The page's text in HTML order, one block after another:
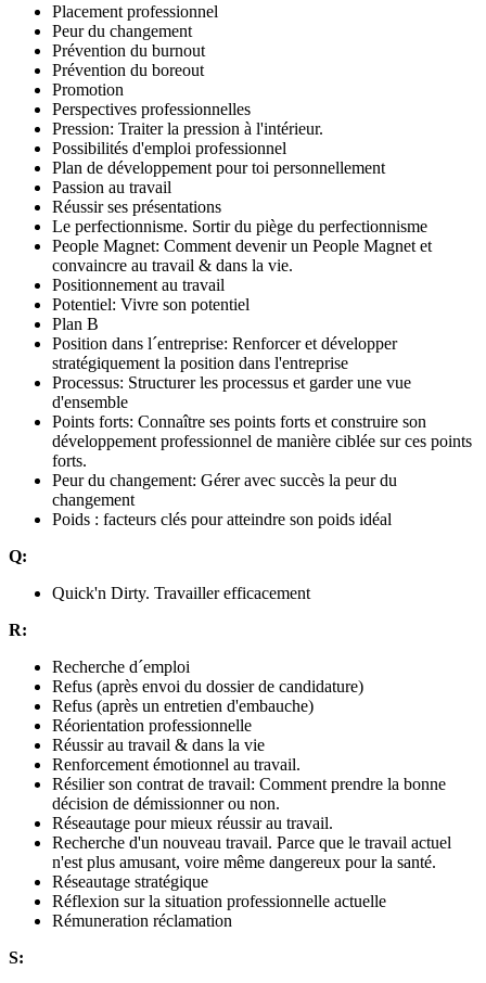
Placement professionnel
Peur du changement
Prévention du burnout
Prévention du boreout
Promotion
Perspectives professionnelles
Pression: Traiter la pression à l'intérieur.
Possibilités d'emploi professionnel
Plan de développement pour toi personnellement
Passion au travail
Réussir ses présentations
Le perfectionnisme. Sortir du piège du perfectionnisme
People Magnet: Comment devenir un People Magnet et
convaincre au travail & dans la vie.
Positionnement au travail
Potentiel: Vivre son potentiel
Plan B
Position dans l´entreprise: Renforcer et développer
stratégiquement la position dans l'entreprise
Processus: Structurer les processus et garder une vue
d'ensemble
Points forts: Connaître ses points forts et construire son
développement professionnel de manière ciblée sur ces points
forts.
Peur du changement: Gérer avec succès la peur du
changement
Poids : facteurs clés pour atteindre son poids idéal
Q:
Quick'n Dirty. Travailler efficacement
R:
Recherche d´emploi
Refus (après envoi du dossier de candidature)
Refus (après un entretien d'embauche)
Réorientation professionnelle
Réussir au travail & dans la vie
Renforcement émotionnel au travail.
Résilier son contrat de travail: Comment prendre la bonne
décision de démissionner ou non.
Réseautage pour mieux réussir au travail.
Recherche d'un nouveau travail. Parce que le travail actuel
n'est plus amusant, voire même dangereux pour la santé.
Réseautage stratégique
Réflexion sur la situation professionnelle actuelle
Rémuneration réclamation
S: